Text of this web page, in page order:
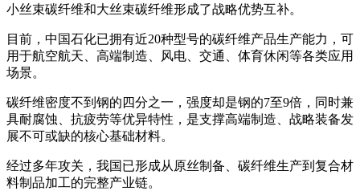
小丝束碳纤维和大丝束碳纤维形成了战略优势互补。
目前，中国石化已拥有近20种型号的碳纤维产品生产能力，可
用于航空航天、高端制造、风电、交通、体育休闲等各类应用
场景。
碳纤维密度不到钢的四分之一，强度却是钢的7至9倍，同时兼
具耐腐蚀、抗疲劳等优异特性，是支撑高端制造、战略装备发
展不可或缺的核心基础材料。
经过多年攻关，我国已形成从原丝制备、碳纤维生产到复合材
料制品加工的完整产业链。